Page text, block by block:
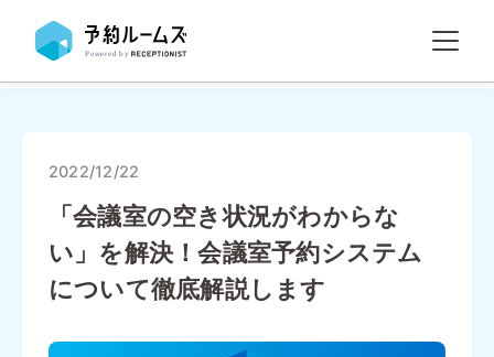
2022/12/22
「会議室の空き状況がわからな
い」を解決！会議室予約システム
について徹底解説します